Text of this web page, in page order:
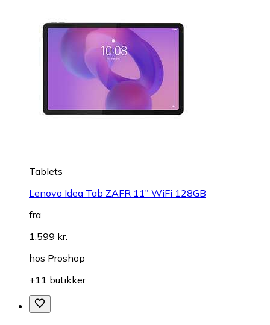
Tablets
Lenovo Idea Tab ZAFR 11" WiFi 128GB
fra
1.599 kr.
hos Proshop
+11 butikker